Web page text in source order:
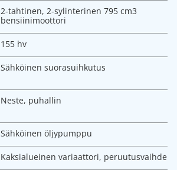
2-tahtinen, 2-sylinterinen 795 cm3
bensiinimoottori
155 hv
Sähköinen suorasuihkutus
Neste, puhallin
Sähköinen öljypumppu
Kaksialueinen variaattori, peruutusvaihde